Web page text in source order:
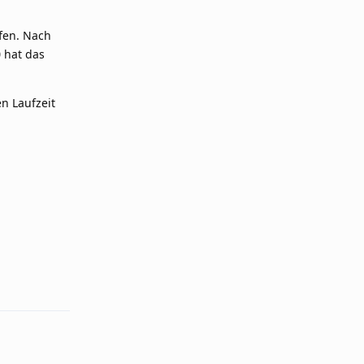
Nach
hat das
Laufzeit